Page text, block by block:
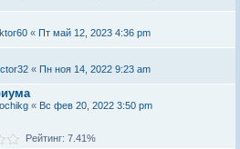
« Пт май 12, 2023 4:36 pm
« Пн ноя 14, 2022 9:23 am
« Вс фев 20, 2022 3:50 pm
Рейтинг: 7.41%